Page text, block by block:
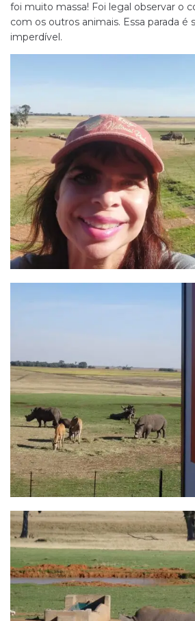
foi muito massa! Foi legal observar o
com os outros animais. Essa parada é
imperdível.